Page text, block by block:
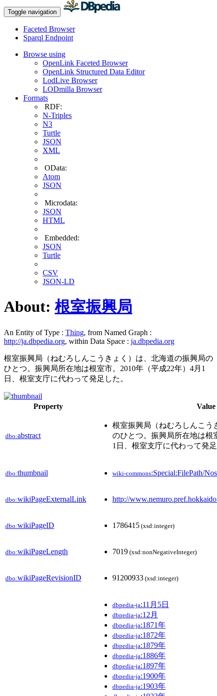
Toggle navigation
Faceted Browser
Sparql Endpoint
Browse using
OpenLink Faceted Browser
OpenLink Structured Data Editor
LodLive Browser
LODmilla Browser
Formats
RDF:
N-Triples
N3
Turtle
JSON
XML
OData:
Atom
JSON
Microdata:
JSON
HTML
Embedded:
JSON
Turtle
CSV
JSON-LD
About:根室振興局
An Entity of Type : Thing, from Named Graph :
http://ja.dbpedia.org, within Data Space : ja.dbpedia.org
根室振興局（ねむろしんこうきょく）は、北海道の振興局の
ひとつ。振興局所在地は根室市。2010年（平成22年）4月1
日、根室支庁に代わって発足した。
Property Value
dbo:abstract
根室振興局（ねむろしんこう
のひとつ。振興局所在地は根
1日、根室支庁に代わって発
dbo:thumbnail wiki-commons:Special:FilePath/
dbo:wikiPageExternalLink http://
dbo:wikiPageID 1786415 (xsd:integer)
dbo:wikiPageLength 7019 (xsd:nonNegativeInteger)
dbo:wikiPageRevisionID 91200933 (xsd:integer)
dbpedia-ja:11月5日
dbpedia-ja:12月
dbpedia-ja:1871年
dbpedia-ja:1872年
dbpedia-ja:1879年
dbpedia-ja:1886年
dbpedia-ja:1897年
dbpedia-ja:1900年
dbpedia-ja:1903年